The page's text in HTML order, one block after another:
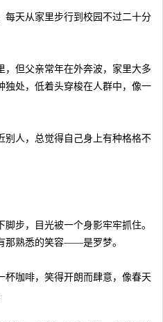
每天从家里步行到校园不过二十分
，但父亲常年在外奔波，家里大多
独处，低着头穿梭在人群中，像一
别人，总觉得自己身上有种格格不
步，目光被一个身影牢牢抓住。
那熟悉的笑容——是罗梦。
杯咖啡，笑得开朗而肆意，像春天